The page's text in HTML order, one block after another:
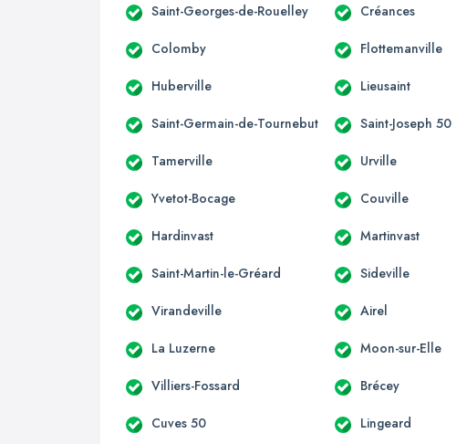
Saint-Georges-de-Rouelley Créances
Colomby Flottemanville
Huberville Lieusaint
Saint-Germain-de-Tournebut Saint-Joseph 50
Tamerville Urville
Yvetot-Bocage Couville
Hardinvast Martinvast
Saint-Martin-le-Gréard Sideville
Virandeville Airel
La Luzerne Moon-sur-Elle
Villiers-Fossard Brécey
Cuves 50 Lingeard